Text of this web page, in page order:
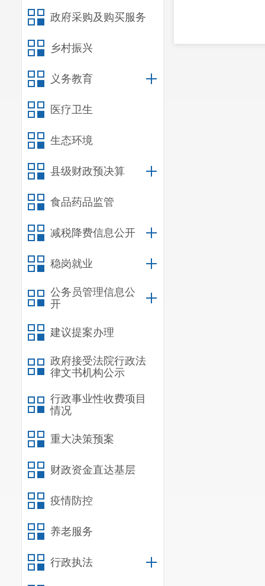
政府采购及购买服务
乡村振兴
义务教育
医疗卫生
生态环境
县级财政预决算
食品药品监管
减税降费信息公开
稳岗就业
公务员管理信息公
开
建议提案办理
政府接受法院行政法
律文书机构公示
行政事业性收费项目
情况
重大决策预案
财政资金直达基层
疫情防控
养老服务
行政执法